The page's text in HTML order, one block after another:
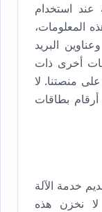
عند استخدام
المعلومات،
البريد
أخرى ذات
منصتنا. لا
بطاقات
خدمة الآلة
لا نخزن هذه